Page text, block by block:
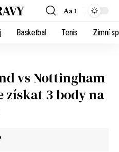
Aa
Basketbal Tenis Zimní
vs Nottingham
získat 3 body na